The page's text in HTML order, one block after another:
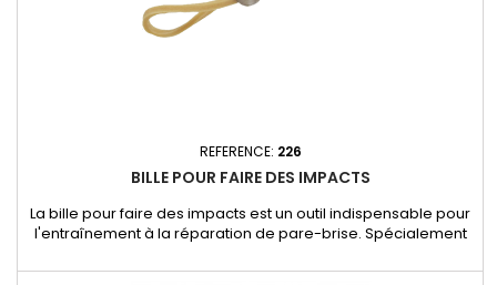
REFERENCE: 226
BILLE POUR FAIRE DES IMPACTS
La bille pour faire des impacts est un outil indispensable pour
l'entraînement à la réparation de pare-brise. Spécialement
test, elle est idéale pour : La formation de nouveaux